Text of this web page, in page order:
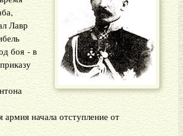
Лавр
боя - в
армия начала отступление от